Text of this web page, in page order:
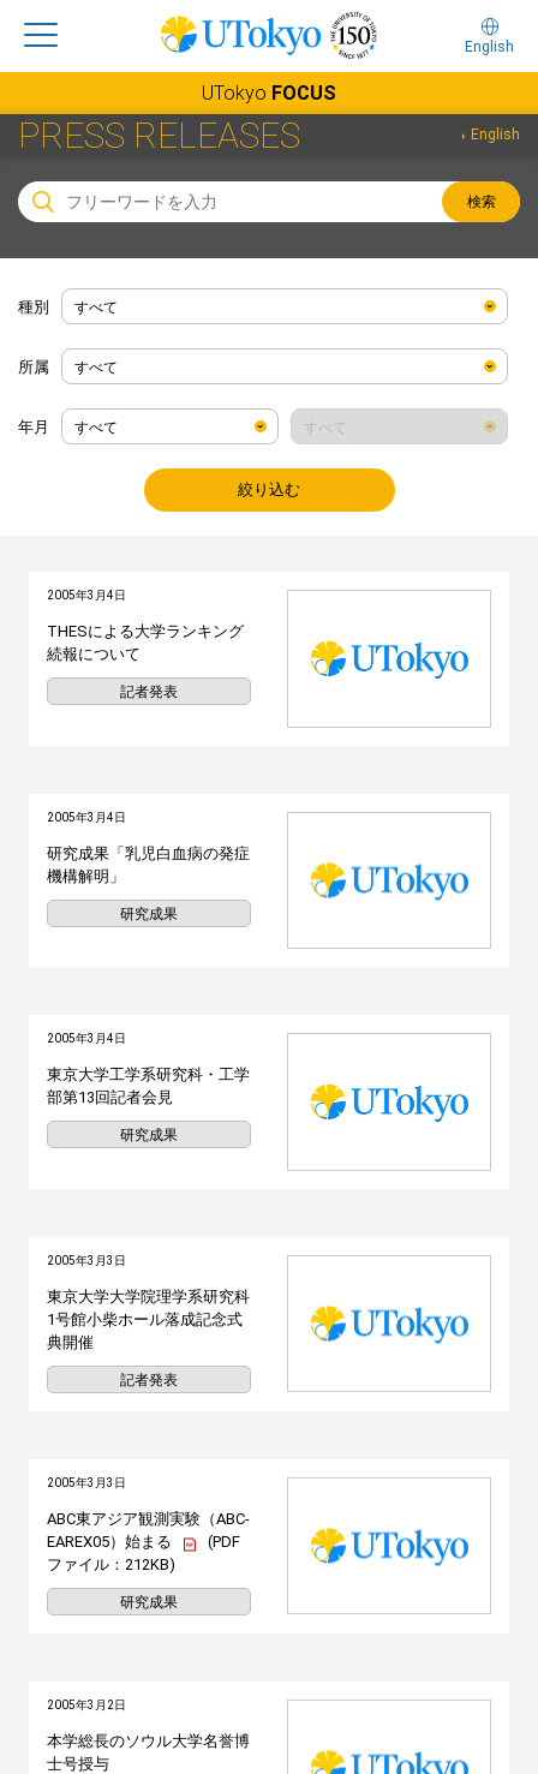
English
UTokyo FOCUS
PRESS RELEASES English
検索
種別
所属
年月
絞り込む
2005年3月4日
THESによる大学ランキング
続報について
記者発表
2005年3月4日
研究成果「乳児白血病の発症
機構解明」
研究成果
2005年3月4日
東京大学工学系研究科・工学
部第13回記者会見
研究成果
2005年3月3日
東京大学大学院理学系研究科
1号館小柴ホール落成記念式
典開催
記者発表
2005年3月3日
ABC東アジア観測実験（ABC-
EAREX05）始まる
(PDF
ファイル：212KB)
研究成果
2005年3月2日
本学総長のソウル大学名誉博
士号授与